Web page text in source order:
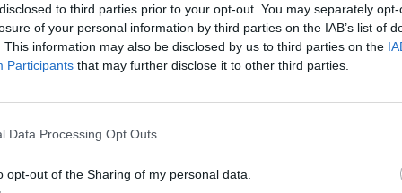
to third parties prior to your opt-out. You may separately
of your personal information by third parties on the IAB’s list of
This information may also be disclosed by us to third parties on the
Participants that may further disclose it to other third parties.
Data Processing Opt Outs
opt-out of the Sharing of my personal data.
της αυταπάρνησης για να υπηρετηθούν τα κοινά,
μεθοδικής παραπλάνησης των πολιτών, εξαγοράς
ψευτιάς με δήθεν προγράμματα, δήθεν ιδεολογικές
μανίας για ισχύ.
συντηρούμε την ψευτιά και την απάτη
μας εξαπατούν, βραβεύουμε ανενδοίαστα την
τους εξόφθαλμα ευνοημένους από ξένα κέντρα
πάτρια γη για να κρατηθούν στην εξουσία.